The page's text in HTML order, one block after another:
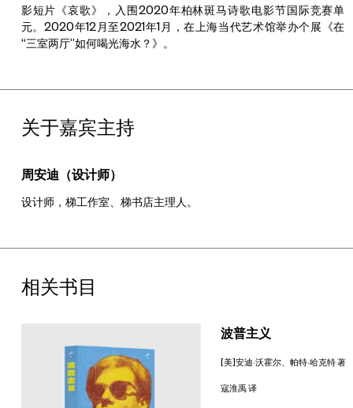
影短片《哀歌》，入围2020年柏林斑马诗歌电影节国际竞赛单
元。2020年12月至2021年1月，在上海当代艺术馆举办个展《在
“三室两厅”如何喝光海水？》。
关于嘉宾主持
周安迪（设计师）
设计师，梯工作室、梯书店主理人。
相关书目
波普主义
[美]安迪·沃霍尔、帕特·哈克特 著
寇淮禹 译